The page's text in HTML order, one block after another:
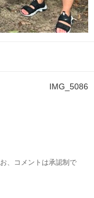
IMG_5086
、コメントは承認制で